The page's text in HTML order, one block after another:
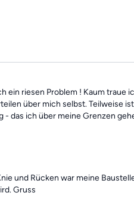
riesen Problem ! Kaum traue
über mich selbst. Teilweise
- das ich über meine Grenzen
und Rücken war meine
Gruss